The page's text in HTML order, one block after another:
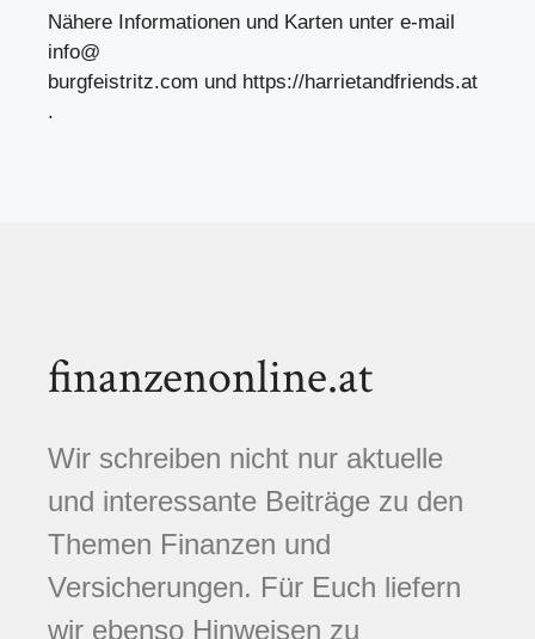
Nähere Informationen und Karten unter e-mail
info@
burgfeistritz.com und https://harrietandfriends.at
.
finanzenonline.at
Wir schreiben nicht nur aktuelle
und interessante Beiträge zu den
Themen Finanzen und
Versicherungen. Für Euch liefern
wir ebenso Hinweisen zu